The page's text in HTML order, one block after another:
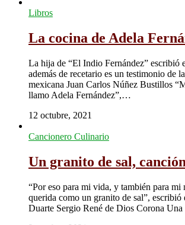
Libros
La cocina de Adela
La hija de “El Indio Fernández” escribió
además de recetario es un testimonio de
mexicana Juan Carlos Núñez Bustillos
llamo Adela Fernández”,…
12 octubre, 2021
Cancionero Culinario
Un granito de sal,
“Por eso para mi vida, y también para mi
querida como un granito de sal”, escribió
Duarte Sergio René de Dios Corona